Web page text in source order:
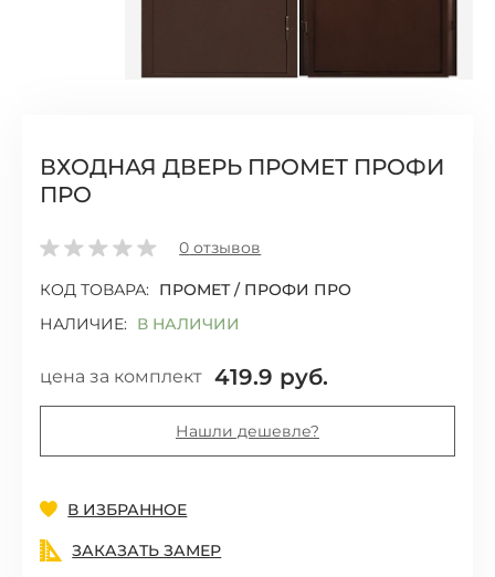
ВХОДНАЯ ДВЕРЬ ПРОМЕТ ПРОФИ
ПРО
0 отзывов
КОД ТОВАРА:
ПРОМЕТ / ПРОФИ ПРО
НАЛИЧИЕ:
В НАЛИЧИИ
цена за комплект 419.9 руб.
Нашли дешевле?
Добавить
В ИЗБРАННОЕ
ЗАКАЗАТЬ ЗАМЕР